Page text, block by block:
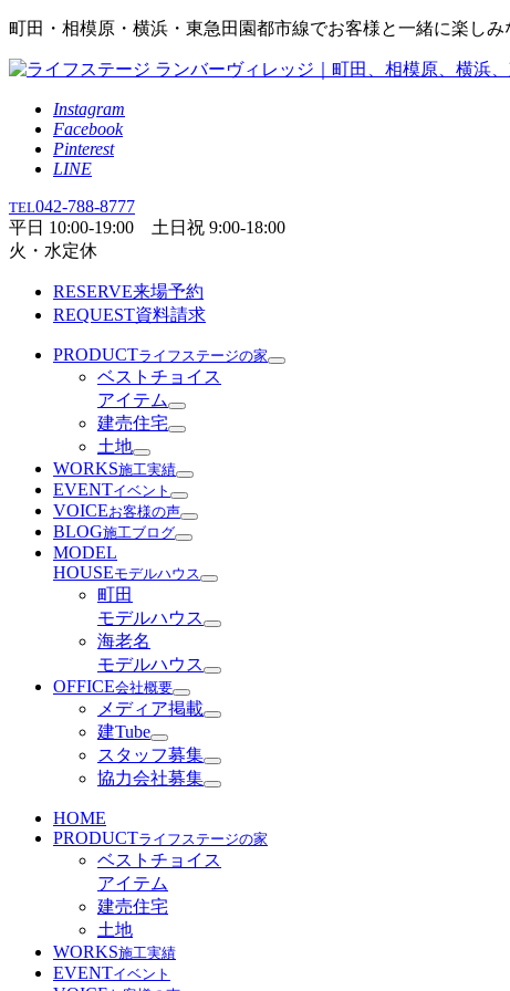
町田・相模原・横浜・東急田園都市線でお客様と一緒に楽し
Instagram
Facebook
Pinterest
LINE
TEL042-788-8777
平日 10:00-19:00 土日祝 9:00-18:00
火・水定休
RESERVE来場予約
REQUEST資料請求
PRODUCTライフステージの家
ベストチョイス
アイテム
建売住宅
土地
WORKS施工実績
EVENTイベント
VOICEお客様の声
BLOG施工ブログ
MODEL
HOUSEモデルハウス
町田
モデルハウス
海老名
モデルハウス
OFFICE会社概要
メディア掲載
建Tube
スタッフ募集
協力会社募集
HOME
PRODUCTライフステージの家
ベストチョイス
アイテム
建売住宅
土地
WORKS施工実績
EVENTイベント